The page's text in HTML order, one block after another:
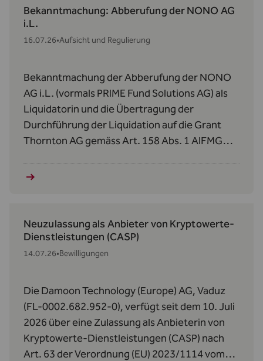
Bekanntmachung: Abberufung der NONO AG
i.L.
16.07.26•Aufsicht und Regulierung
Bekanntmachung der Abberufung der NONO
AG i.L. (vormals PRIME Fund Solutions AG) als
Liquidatorin und die Übertragung der
Durchführung der Liquidation auf die Grant
Thornton AG gemäss Art. 158 Abs. 1 AIFMG
Real Estate Efficiency Fund II.
Neuzulassung als Anbieter von Kryptowerte-
Dienstleistungen (CASP)
14.07.26•Bewilligungen
Die Damoon Technology (Europe) AG, Vaduz
(FL-0002.682.952-0), verfügt seit dem 10. Juli
2026 über eine Zulassung als Anbieterin von
Kryptowerte‑Dienstleistungen (CASP) nach
Art. 63 der Verordnung (EU) 2023/1114 vom